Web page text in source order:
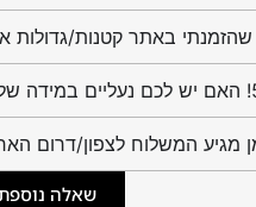
שהזמנתי באתר קטנות/גדולות
מגיע המשלוח לצפון/דרום
שאלה